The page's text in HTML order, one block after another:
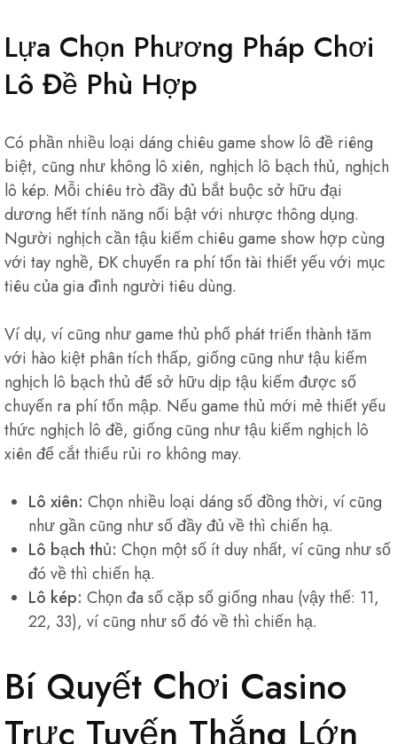
Lựa Chọn Phương Pháp Chơi
Lô Đề Phù Hợp
Có phần nhiều loại dáng chiêu game show lô đề riêng
biệt, cũng như không lô xiên, nghịch lô bạch thủ, nghịch
lô kép. Mỗi chiêu trò đầy đủ bắt buộc sở hữu đại
dương hết tính năng nổi bật với nhược thông dụng.
Người nghịch cần tậu kiếm chiêu game show hợp cùng
với tay nghề, ĐK chuyển ra phí tổn tài thiết yếu với mục
tiêu của gia đình người tiêu dùng.
Ví dụ, ví cũng như game thủ phổ phát triển thành tăm
với hào kiệt phân tích thấp, giống cũng như tậu kiếm
nghịch lô bạch thủ để sở hữu dịp tậu kiếm được số
chuyển ra phí tổn mập. Nếu game thủ mới mẻ thiết yếu
thức nghịch lô đề, giống cũng như tậu kiếm nghịch lô
xiên để cắt thiểu rủi ro không may.
Lô xiên: Chọn nhiều loại dáng số đồng thời, ví cũng
như gần cũng như số đầy đủ về thì chiến hạ.
Lô bạch thủ: Chọn một số ít duy nhất, ví cũng như số
đó về thì chiến hạ.
Lô kép: Chọn đa số cặp số giống nhau (vậy thể: 11,
22, 33), ví cũng như số đó về thì chiến hạ.
Bí Quyết Chơi Casino
Trực Tuyến Thắng Lớn